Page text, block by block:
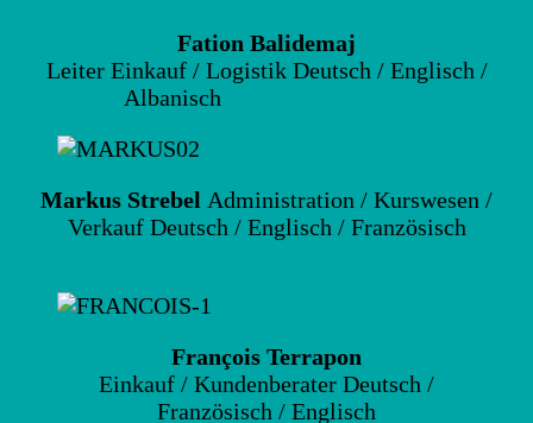
Fation Balidemaj
Leiter Einkauf / Logistik Deutsch / Englisch /
Albanisch
Markus Strebel Administration / Kurswesen /
Verkauf Deutsch / Englisch / Französisch
François Terrapon
Einkauf / Kundenberater Deutsch /
Französisch / Englisch